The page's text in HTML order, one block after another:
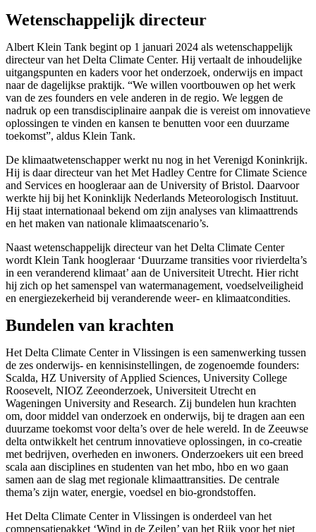
Wetenschappelijk directeur
Albert Klein Tank begint op 1 januari 2024 als wetenschappelijk
directeur van het Delta Climate Center. Hij vertaalt de inhoudelijke
uitgangspunten en kaders voor het onderzoek, onderwijs en impact
naar de dagelijkse praktijk. “We willen voortbouwen op het werk
van de zes founders en vele anderen in de regio. We leggen de
nadruk op een transdisciplinaire aanpak die is vereist om innovatieve
oplossingen te vinden en kansen te benutten voor een duurzame
toekomst”, aldus Klein Tank.
De klimaatwetenschapper werkt nu nog in het Verenigd Koninkrijk.
Hij is daar directeur van het Met Hadley Centre for Climate Science
and Services en hoogleraar aan de University of Bristol. Daarvoor
werkte hij bij het Koninklijk Nederlands Meteorologisch Instituut.
Hij staat internationaal bekend om zijn analyses van klimaattrends
en het maken van nationale klimaatscenario’s.
Naast wetenschappelijk directeur van het Delta Climate Center
wordt Klein Tank hoogleraar ‘Duurzame transities voor rivierdelta’s
in een veranderend klimaat’ aan de Universiteit Utrecht. Hier richt
hij zich op het samenspel van watermanagement, voedselveiligheid
en energiezekerheid bij veranderende weer- en klimaatcondities.
Bundelen van krachten
Het Delta Climate Center in Vlissingen is een samenwerking tussen
de zes onderwijs- en kennisinstellingen, de zogenoemde founders:
Scalda, HZ University of Applied Sciences, University College
Roosevelt, NIOZ Zeeonderzoek, Universiteit Utrecht en
Wageningen University and Research. Zij bundelen hun krachten
om, door middel van onderzoek en onderwijs, bij te dragen aan een
duurzame toekomst voor delta’s over de hele wereld. In de Zeeuwse
delta ontwikkelt het centrum innovatieve oplossingen, in co-creatie
met bedrijven, overheden en inwoners. Onderzoekers uit een breed
scala aan disciplines en studenten van het mbo, hbo en wo gaan
samen aan de slag met regionale klimaattransities. De centrale
thema’s zijn water, energie, voedsel en bio-grondstoffen.
Het Delta Climate Center in Vlissingen is onderdeel van het
compensatiepakket ‘Wind in de Zeilen’ van het Rijk voor het niet